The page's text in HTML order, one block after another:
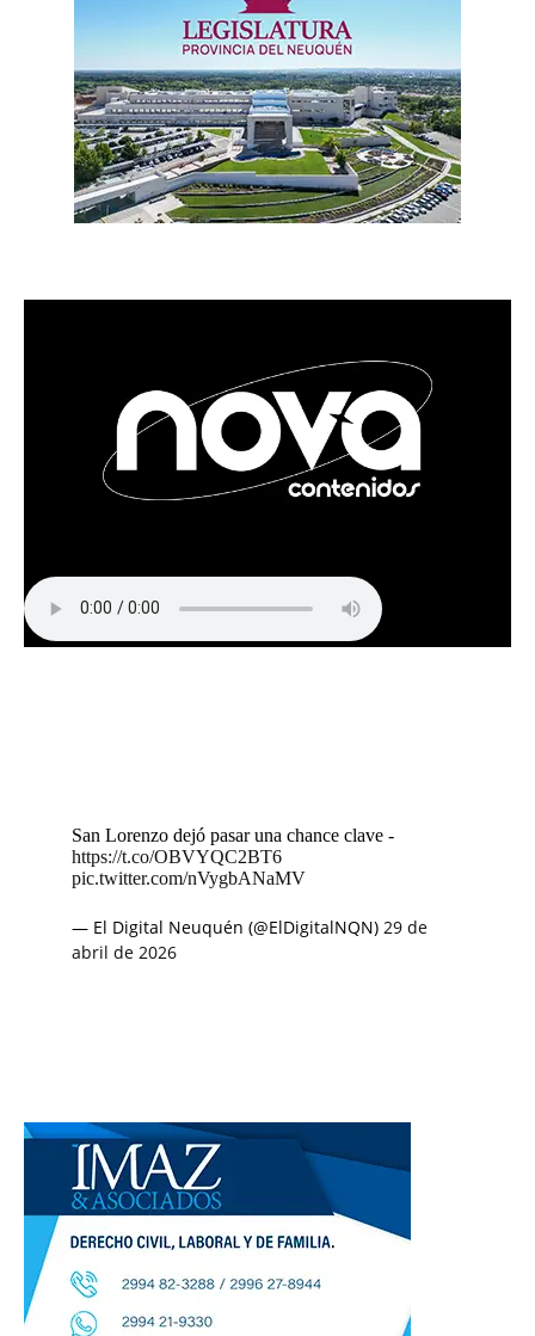
San Lorenzo dejó pasar una chance clave -
https://t.co/OBVYQC2BT6
pic.twitter.com/nVygbANaMV
— El Digital Neuquén (@ElDigitalNQN) 29 de
abril de 2026